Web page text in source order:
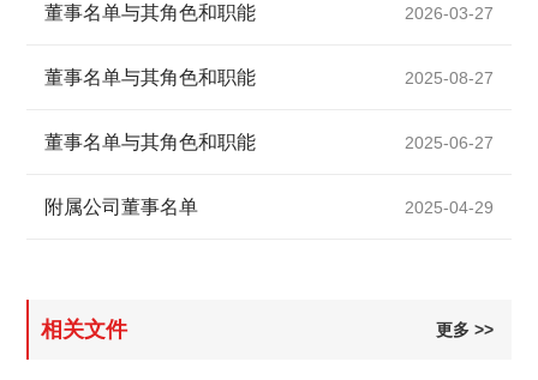
董事名单与其角色和职能 2026-03-27
董事名单与其角色和职能 2025-08-27
董事名单与其角色和职能 2025-06-27
附属公司董事名单 2025-04-29
相关文件 更多 >>